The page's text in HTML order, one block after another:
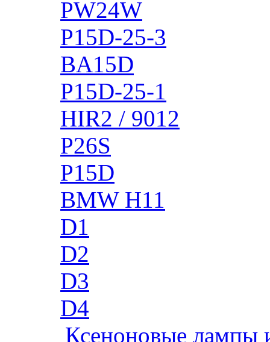
PW24W
P15D-25-3
BA15D
P15D-25-1
HIR2 / 9012
P26S
P15D
BMW H11
D1
D2
D3
D4
Ксеноновые лампы